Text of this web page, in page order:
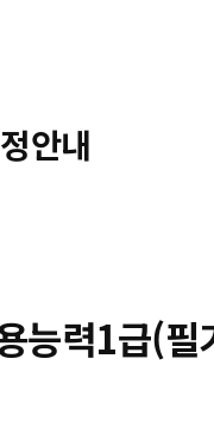
안내
능력1급(